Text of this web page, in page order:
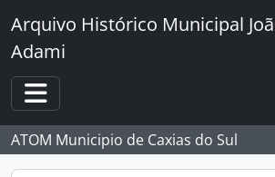
Skip to main content
Arquivo Histórico Municipal
Adami
Toggle navigation
ATOM Municipio de Caxias do Sul